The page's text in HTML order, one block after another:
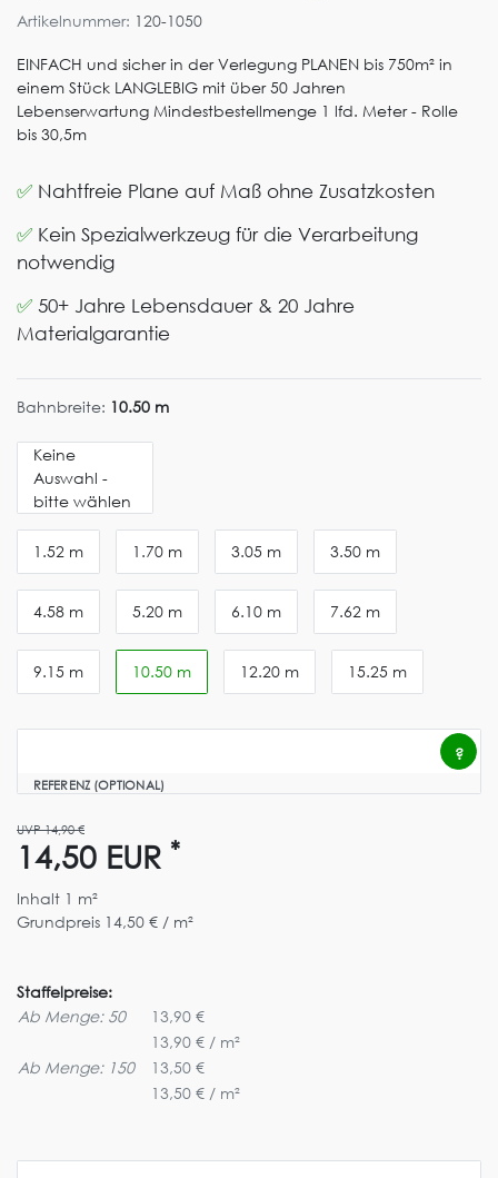
Artikelnummer: 120-1050
EINFACH und sicher in der Verlegung PLANEN bis 750m² in
einem Stück LANGLEBIG mit über 50 Jahren
Lebenserwartung Mindestbestellmenge 1 lfd. Meter - Rolle
bis 30,5m
✅ Nahtfreie Plane auf Maß ohne Zusatzkosten
✅ Kein Spezialwerkzeug für die Verarbeitung
notwendig
✅ 50+ Jahre Lebensdauer & 20 Jahre
Materialgarantie
Bahnbreite: 10.50 m
Keine
Auswahl -
bitte wählen
1.52 m 1.70 m 3.05 m 3.50 m
4.58 m 5.20 m 6.10 m 7.62 m
9.15 m 10.50 m 12.20 m 15.25 m
REFERENZ (OPTIONAL)
?
UVP 14,90 €
14,50 EUR *
Inhalt 1 m²
Grundpreis 14,50 € / m²
Staffelpreise:
Ab Menge: 50
13,90 €
13,90 € / m²
Ab Menge: 150
13,50 €
13,50 € / m²